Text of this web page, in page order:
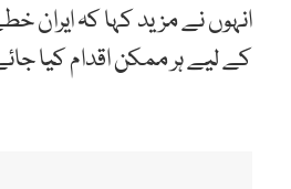
انہوں نے مزید کہا کہ ایران
کے لیے ہر ممکن اقدام کیا